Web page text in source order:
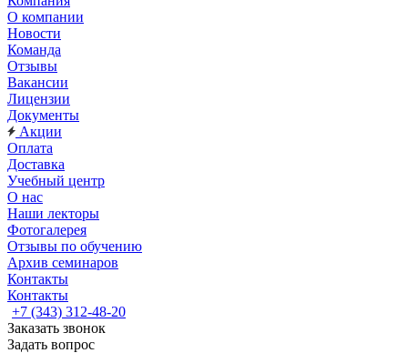
О компании
Новости
Команда
Отзывы
Вакансии
Лицензии
Документы
Акции
Оплата
Доставка
Учебный центр
О нас
Наши лекторы
Фотогалерея
Отзывы по обучению
Архив семинаров
Контакты
Контакты
+7 (343) 312-48-20
Заказать звонок
Задать вопрос